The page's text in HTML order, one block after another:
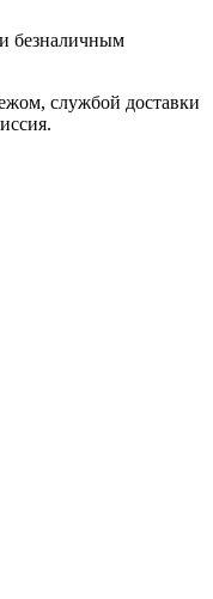
безналичным
службой доставки